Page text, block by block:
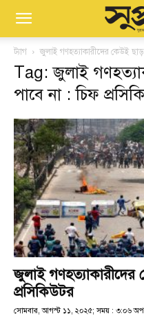
ট্যাগ জুলাই গণহত্যাকারীদের কেউই
Tag: জুলাই
পাবে না : চিফ
জুলাই গণহত্যাকারীদের
প্রসিকিউটর
সোমবার, আগস্ট ১১, ২০২৫; সময় : ৩:০৬